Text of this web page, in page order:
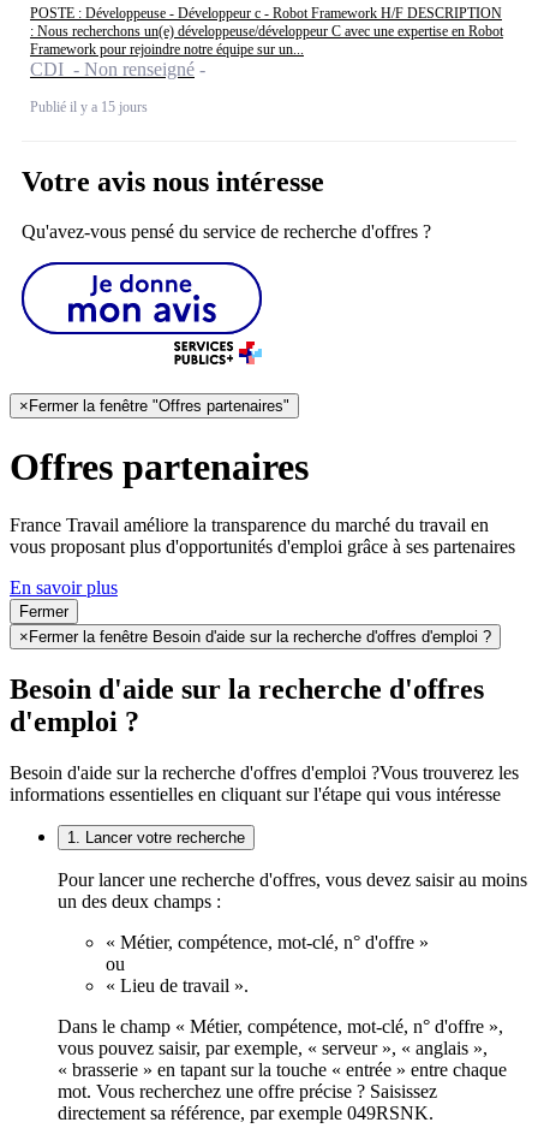
POSTE : Développeuse - Développeur c - Robot Framework H/F DESCRIPTION
: Nous recherchons un(e) développeuse/développeur C avec une expertise en Robot
Framework pour rejoindre notre équipe sur un...
CDI - Non renseigné
Publié il y a 15 jours
Votre avis nous intéresse
Qu'avez-vous pensé du service de recherche d'offres ?
× Fermer la fenêtre "Offres partenaires"
Offres partenaires
France Travail améliore la transparence du marché du travail en
vous proposant plus d'opportunités d'emploi grâce à ses partenaires
En savoir plus
Fermer
× Fermer la fenêtre Besoin d'aide sur la recherche d'offres d'emploi ?
Besoin d'aide sur la recherche d'offres
d'emploi ?
Besoin d'aide sur la recherche d'offres d'emploi ?Vous trouverez les
informations essentielles en cliquant sur l'étape qui vous intéresse
1. Lancer votre recherche
Pour lancer une recherche d'offres, vous devez saisir au moins
un des deux champs :
« Métier, compétence, mot-clé, n° d'offre »
ou
« Lieu de travail ».
Dans le champ « Métier, compétence, mot-clé, n° d'offre »,
vous pouvez saisir, par exemple, « serveur », « anglais »,
« brasserie » en tapant sur la touche « entrée » entre chaque
mot. Vous recherchez une offre précise ? Saisissez
directement sa référence, par exemple 049RSNK.